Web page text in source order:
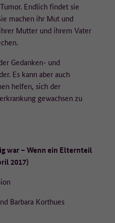
Endlich findet sie
machen ihr Mut und
Mutter und ihrem Vater
Gedanken- und
Es kann aber auch
helfen, sich der
gewachsen zu
war – Wenn ein Elternteil
2017)
Barbara Korthues
gespeichert. Wird eine
nicht erteilt, erfolgt ein Opt-
dafür sorgt, dass keine
für 90 Tage gespeichert und
die Daten erfasst?
a der Datenschutz-
kann auf der
werden. Die Rechtmäßigkeit
bleibt davon